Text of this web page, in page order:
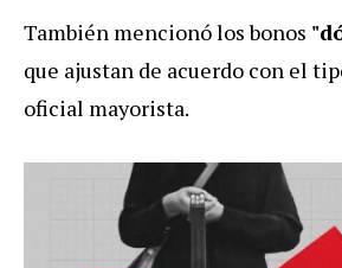
También mencionó los bonos
que ajustan de acuerdo con el
oficial mayorista.